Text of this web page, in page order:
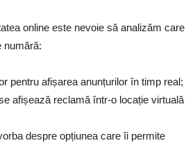
online este nevoie să analizăm care
numără:
pentru afișarea anunțurilor în timp real;
afișează reclamă într-o locație virtuală
despre opțiunea care îi permite